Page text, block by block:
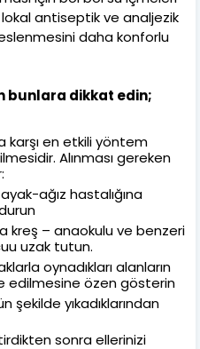
antiseptik ve analjezik
daha konforlu
bunlara dikkat edin;
karşı en etkili yöntem
Alınması gereken
ağız hastalığına
kreş – anaokulu ve benzeri
uzak tutun.
oynadıkları alanların
edilmesine özen gösterin
şekilde yıkadıklarından
sonra ellerinizi